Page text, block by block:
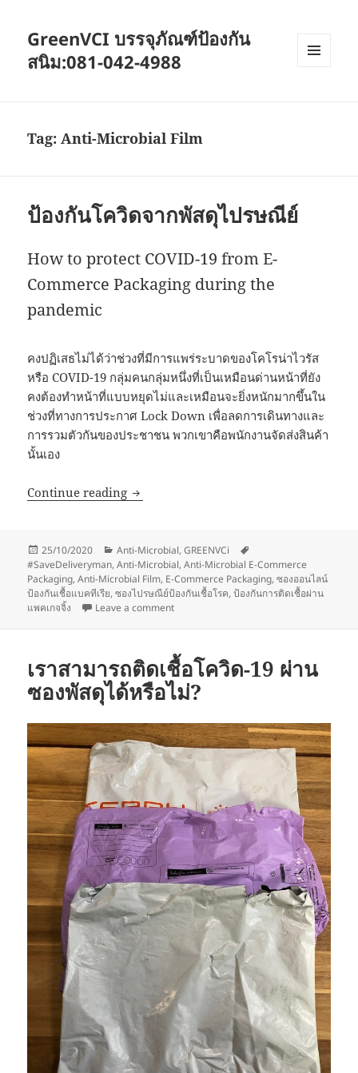
GreenVCI บรรจุภัณฑ์ป้องกัน
สนิม:081-042-4988
Tag:Anti-Microbial Film
ป้องกันโควิดจากพัสดุไปรษณีย์
How to protect COVID-19 from E-
Commerce Packaging during the
pandemic
คงปฏิเสธไม่ได้ว่าช่วงที่มีการแพร่ระบาดของโคโรน่าไวรัส
หรือ COVID-19 กลุ่มคนกลุ่มหนึ่งที่เป็นเหมือนด่านหน้าที่ยัง
คงต้องทำหน้าที่แบบหยุดไม่และเหมือนจะยิ่งหนักมากขึ้นใน
ช่วงที่ทางการประกาศ Lock Down เพื่อลดการเดินทางและ
การรวมตัวกันของประชาชน พวกเขาคือพนักงานจัดส่งสินค้า
นั้นเอง
Continue reading ป้องกันโควิดจากพัสดุไปรษณีย์
Posted
on
25/10/2020 Categories
Anti-Microbial,GREENVCi
#SaveDeliveryman,Anti-Microbial,Anti-Microbial E-Commerce
Packaging,Anti-Microbial Film, E-Commerce Packaging,ซองออนไลน์
ป้องกันเชื้อแบคทีเรีย,ซองไปรษณีย์ป้องกันเชื้อโรค,ป้องกันการติดเชื้อผ่าน
แพคเกจจิ้ง
Leave a commenton ป้องกันโควิดจากพัสดุไปรษณีย์
เราสามารถติดเชื้อโควิด-19 ผ่าน
ซองพัสดุได้หรือไม่?